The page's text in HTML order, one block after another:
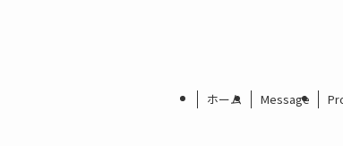
ホーム Message